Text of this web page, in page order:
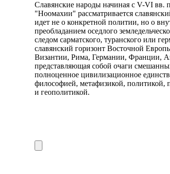
Славянские народы начиная с V-VI
"Ноомахии" рассматривается
идет не о конкретной политии, но о
преобладанием оседлого
следом сарматского, туранского или
славянский горизонт Восточной
Византии, Рима, Германии, Франции,
представляющая собой очаги
полноценное цивилизационное
философией, метафизикой,
и геополитикой.